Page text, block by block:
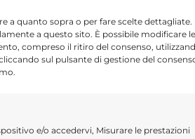
a quanto sopra o per fare scelte dettagliate.
a questo sito. È possibile modificare le
compreso il ritiro del consenso,
sul pulsante di gestione del
e/o accedervi, Misurare le prestazioni
Estate al Castello di
di Luigi Pirandello
con un omaggio
di Shakespeare,
un pubblico che
Bisegna e Vittorio